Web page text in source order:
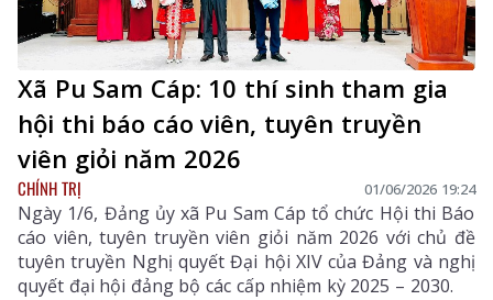
Xã Pu Sam Cáp: 10 thí sinh tham gia
hội thi báo cáo viên, tuyên truyền
viên giỏi năm 2026
CHÍNH TRỊ 01/06/2026 19:24
Ngày 1/6, Đảng ủy xã Pu Sam Cáp tổ chức Hội thi Báo
cáo viên, tuyên truyền viên giỏi năm 2026 với chủ đề
tuyên truyền Nghị quyết Đại hội XIV của Đảng và nghị
quyết đại hội đảng bộ các cấp nhiệm kỳ 2025 – 2030.